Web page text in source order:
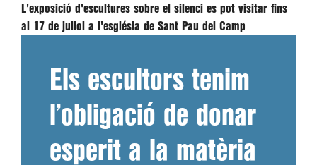
L'exposició d'escultures sobre el silenci es pot visitar fins
al 17 de juliol a l'església de Sant Pau del Camp
Els escultors tenim
l’obligació de donar
esperit a la matèria